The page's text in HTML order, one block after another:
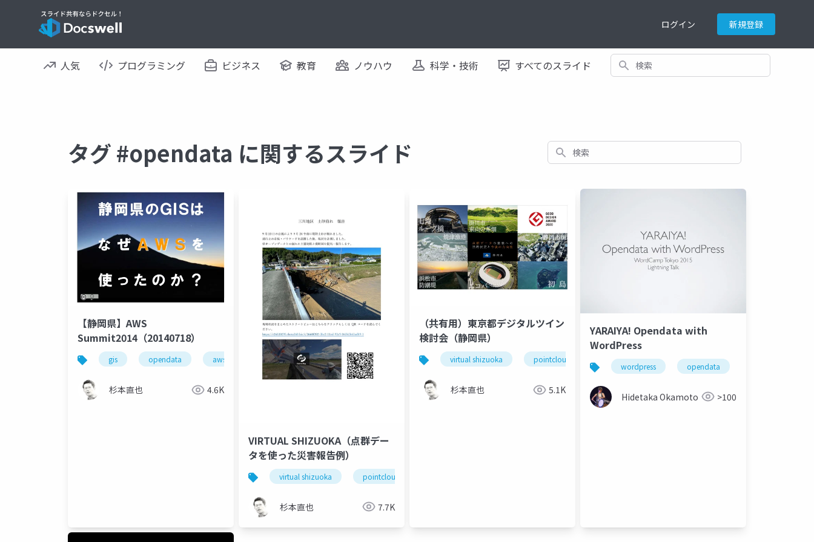
ログイン 新規登録
人気 プログラミング ビジネス 教育 ノウハウ 科学・技術 すべてのスライド 検索
タグ #opendata に関するスライド 検索
【静岡県】AWS
Summit2014（20140718）
gis opendata aws
杉本直也 4.6K
VIRTUAL SHIZUOKA（点群デー
タを使った災害報告例）
virtual shizuoka pointcloud
杉本直也 7.7K
（共有用）東京都デジタルツイン
検討会（静岡県）
virtual shizuoka pointcloud opendata digitaltwin
杉本直也 5.1K
YARAIYA! Opendata with
WordPress
wordpress opendata
Hidetaka Okamoto >100